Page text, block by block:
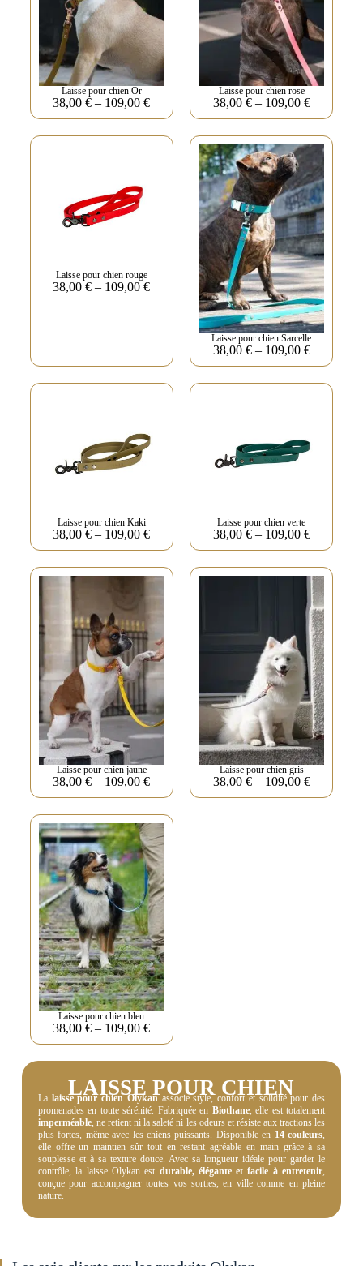
Laisse pour chien Or
38,00€ – 109,00€
Laisse pour chien rose
38,00 €– 109,00 €
Laisse pour chien rouge
38,00€ – 109,00€
Laisse pour chien Sarcelle
38,00 €– 109,00 €
Laisse pour chien Kaki
38,00€ – 109,00€
Laisse pour chien verte
38,00 €– 109,00 €
Laisse pour chien jaune
38,00€ – 109,00€
Laisse pour chien gris
38,00 €– 109,00 €
Laisse pour chien bleu
38,00€ – 109,00€
LAISSE POUR CHIEN
La laisse pour chien Olykanassocie style, confort et solidité pour des
promenades en toute sérénité. Fabriquée en Biothane, elle est totalement
imperméable, ne retient ni la saleté ni les odeurs et résiste aux tractions les
plus fortes, même avec les chiens puissants. Disponible en 14 couleurs,
elle offre un maintien sûr tout en restant agréable en main grâce à sa
souplesse et à sa texture douce. Avec sa longueur idéale pour garder le
contrôle, la laisse Olykan est durable, élégante et facile à entretenir,
conçue pour accompagner toutes vos sorties, en ville comme en pleine
nature.